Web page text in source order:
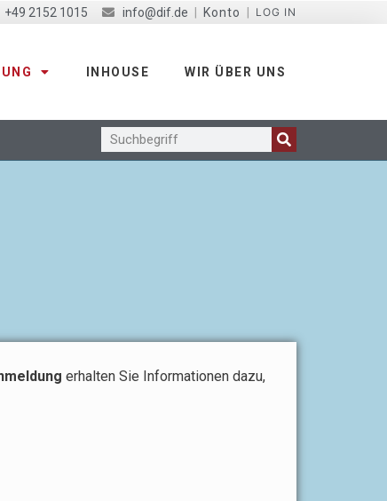
+49 2152 1015 info@dif.de Konto LOG IN
INHOUSE WIR ÜBER UNS
erhalten Sie Informationen dazu,